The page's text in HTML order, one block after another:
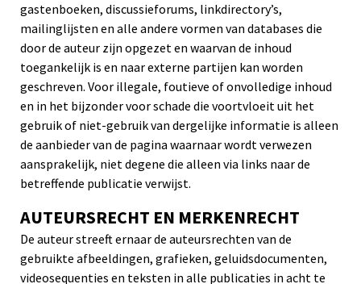
gastenboeken, discussieforums, linkdirectory’s,
mailinglijsten en alle andere vormen van databases die
door de auteur zijn opgezet en waarvan de inhoud
toegankelijk is en naar externe partijen kan worden
geschreven. Voor illegale, foutieve of onvolledige inhoud
en in het bijzonder voor schade die voortvloeit uit het
gebruik of niet-gebruik van dergelijke informatie is alleen
de aanbieder van de pagina waarnaar wordt verwezen
aansprakelijk, niet degene die alleen via links naar de
betreffende publicatie verwijst.
AUTEURSRECHT EN MERKENRECHT
De auteur streeft ernaar de auteursrechten van de
gebruikte afbeeldingen, grafieken, geluidsdocumenten,
videosequenties en teksten in alle publicaties in acht te